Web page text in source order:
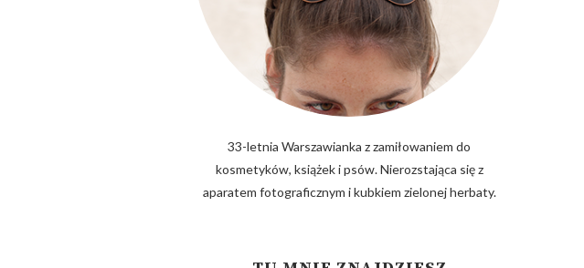
33-letnia Warszawianka z zamiłowaniem do
kosmetyków, książek i psów. Nierozstająca się z
aparatem fotograficznym i kubkiem zielonej herbaty.